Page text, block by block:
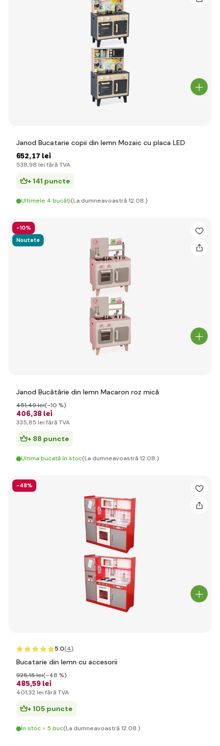
Janod Bucatarie copii din lemn Mozaic cu placa LED
652,17 lei
538,98 lei fără TVA
+ 141 puncte
Ultimele 4 bucăți(La dumneavoastră 12.08.)
-10%
Noutate
Janod Bucătărie din lemn Macaron roz mică
406,38 lei
451,49 lei(-10 %)
335,85 lei fără TVA
+ 88 puncte
Ultima bucată în stoc(La dumneavoastră 12.08.)
-48%
5.0(4)
Bucatarie din lemn cu accesorii
485,59 lei
925,15 lei(-48 %)
401,32 lei fără TVA
+ 105 puncte
În stoc > 5 buc(La dumneavoastră 12.08.)